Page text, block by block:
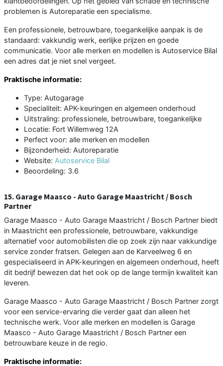
problemen is Autoreparatie een specialisme.
Een professionele, betrouwbare, toegankelijke aanpak is de
standaard: vakkundig werk, eerlijke prijzen en goede
communicatie. Voor alle merken en modellen is Autoservice Bilal
een adres dat je niet snel vergeet.
Praktische informatie:
Type: Autogarage
Specialiteit: APK-keuringen en algemeen onderhoud
Uitstraling: professionele, betrouwbare, toegankelijke
Locatie: Fort Willemweg 12A
Perfect voor: alle merken en modellen
Bijzonderheid: Autoreparatie
Website: Autoservice Bilal
Beoordeling: 3.6
15. Garage Maasco - Auto Garage Maastricht / Bosch
Partner
Garage Maasco - Auto Garage Maastricht / Bosch Partner biedt
in Maastricht een professionele, betrouwbare, vakkundige
alternatief voor automobilisten die op zoek zijn naar vakkundige
service zonder fratsen. Gelegen aan de Karveelweg 6 en
gespecialiseerd in APK-keuringen en algemeen onderhoud, heeft
dit bedrijf bewezen dat het ook op de lange termijn kwaliteit kan
leveren.
Garage Maasco - Auto Garage Maastricht / Bosch Partner zorgt
voor een service-ervaring die verder gaat dan alleen het
technische werk. Voor alle merken en modellen is Garage
Maasco - Auto Garage Maastricht / Bosch Partner een
betrouwbare keuze in de regio.
Praktische informatie: